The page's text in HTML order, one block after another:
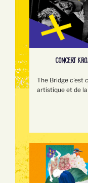
CONCERT
The Bridge c'est
artistique et de